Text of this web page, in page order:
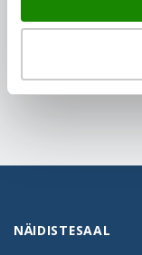
VANNITUBA
NÄIDISTESAAL